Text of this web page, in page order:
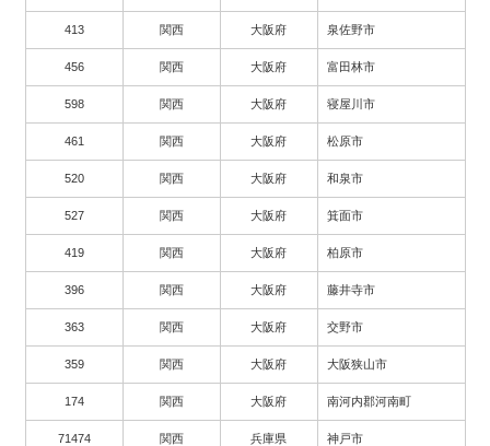
413 関西 大阪府 泉佐野市
456 関西 大阪府 富田林市
598 関西 大阪府 寝屋川市
461 関西 大阪府 松原市
520 関西 大阪府 和泉市
527 関西 大阪府 箕面市
419 関西 大阪府 柏原市
396 関西 大阪府 藤井寺市
363 関西 大阪府 交野市
359 関西 大阪府 大阪狭山市
174 関西 大阪府 南河内郡河南町
71474 関西 兵庫県 神戸市